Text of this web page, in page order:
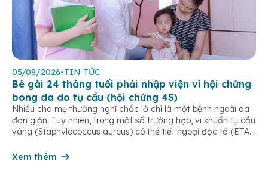
05/08/2026•TIN TỨC
Bé gái 24 tháng tuổi phải nhập viện vì hội chứng
bong da do tụ cầu (hội chứng 4S)
Nhiều cha mẹ thường nghĩ chốc lở chỉ là một bệnh ngoài da
đơn giản. Tuy nhiên, trong một số trường hợp, vi khuẩn tụ cầu
vàng (Staphylococcus aureus) có thể tiết ngoại độc tố (ETA
(Staphylococcal Scalded Skin Syndrome – SSSS) – một […]
Xem thêm